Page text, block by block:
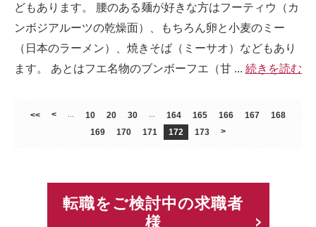
どもあります。 腰のある麺が好きな方はフーティウ（カ
ンボジアルーツの乾燥面）、もちろん卵と小麦のミー
（日本のラーメン）、焼きそば（ミーサオ）などもあり
ます。 あとはフエ名物のブンボーフエ（甘 ... 続きを読む
<< < 10 20 30 164 165 166 167
168
169
170 171 172 173 >
転職をご検討中の求職者
様